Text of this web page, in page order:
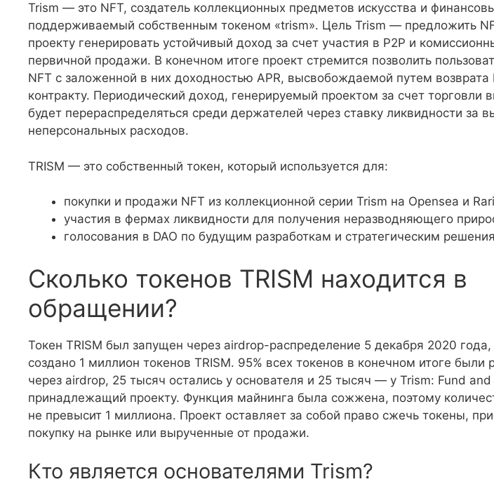
Trism — это NFT, создатель коллекционных предметов искусства и
поддерживаемый собственным токеном «trism». Цель Trism — предложить
проекту генерировать устойчивый доход за счет участия в P2P и
первичной продажи. В конечном итоге проект стремится позволить
NFT с заложенной в них доходностью APR, высвобождаемой путем возврата
контракту. Периодический доход, генерируемый проектом за счет
будет перераспределяться среди держателей через ставку ликвидности за
неперсональных расходов.
TRISM — это собственный токен, который используется для:
покупки и продажи NFT из коллекционной серии Trism на Opensea и
участия в фермах ликвидности для получения неразводняющего
голосования в DAO по будущим разработкам и стратегическим
Сколько токенов TRISM находится в
обращении?
Токен TRISM был запущен через airdrop-распределение 5 декабря 2020
создано 1 миллион токенов TRISM. 95% всех токенов в конечном итоге были
через airdrop, 25 тысяч остались у основателя и 25 тысяч — у Trism: Fund
принадлежащий проекту. Функция майнинга была сожжена, поэтому
не превысит 1 миллиона. Проект оставляет за собой право сжечь токены,
покупку на рынке или вырученные от продажи.
Кто является основателями Trism?